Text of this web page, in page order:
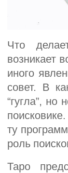
Что
возникает
иного
совет. В
“гугла”,
ту
роль
Таро